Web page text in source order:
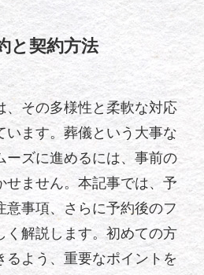
と契約方法
、その多様性と柔軟な対応
います。葬儀という大事な
ーズに進めるには、事前の
せません。本記事では、予
意事項、さらに予約後のフ
く解説します。初めての方
るよう、重要なポイントを